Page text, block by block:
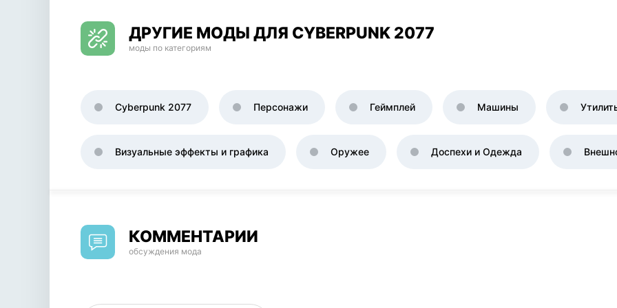
ДРУГИЕ МОДЫ ДЛЯ CYBERPUNK 2077
моды по категориям
Cyberpunk 2077 Персонажи Геймплей Машины
Визуальные эффекты и графика Оружее Доспехи и Одежда
КОММЕНТАРИИ
обсуждения мода